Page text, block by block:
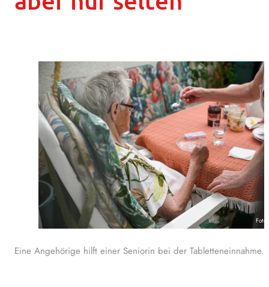
Eine Angehörige hilft einer Seniorin bei der Tabletteneinnahme.